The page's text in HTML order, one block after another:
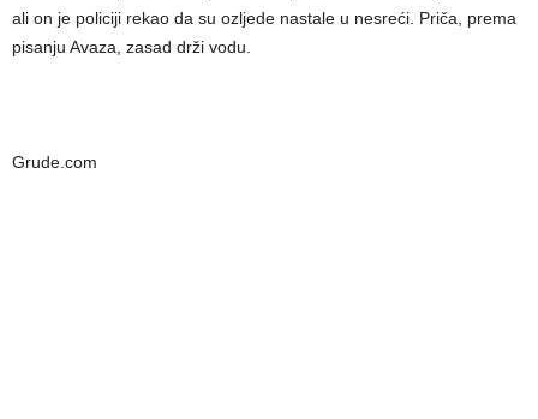
ali on je policiji rekao da su ozljede nastale u nesreći. Priča, prema
pisanju Avaza, zasad drži vodu.
Grude.com